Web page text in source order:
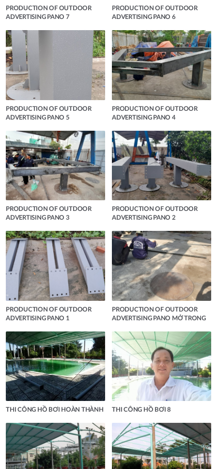
PRODUCTION OF OUTDOOR
ADVERTISING PANO 7
PRODUCTION OF OUTDOOR
ADVERTISING PANO 6
PRODUCTION OF OUTDOOR
ADVERTISING PANO 5
PRODUCTION OF OUTDOOR
ADVERTISING PANO 4
PRODUCTION OF OUTDOOR
ADVERTISING PANO 3
PRODUCTION OF OUTDOOR
ADVERTISING PANO 2
PRODUCTION OF OUTDOOR
ADVERTISING PANO 1
PRODUCTION OF OUTDOOR
ADVERTISING PANO MỞ TRONG
THI CÔNG HỒ BƠI HOÀN THÀNH THI CÔNG HỒ BƠI 8